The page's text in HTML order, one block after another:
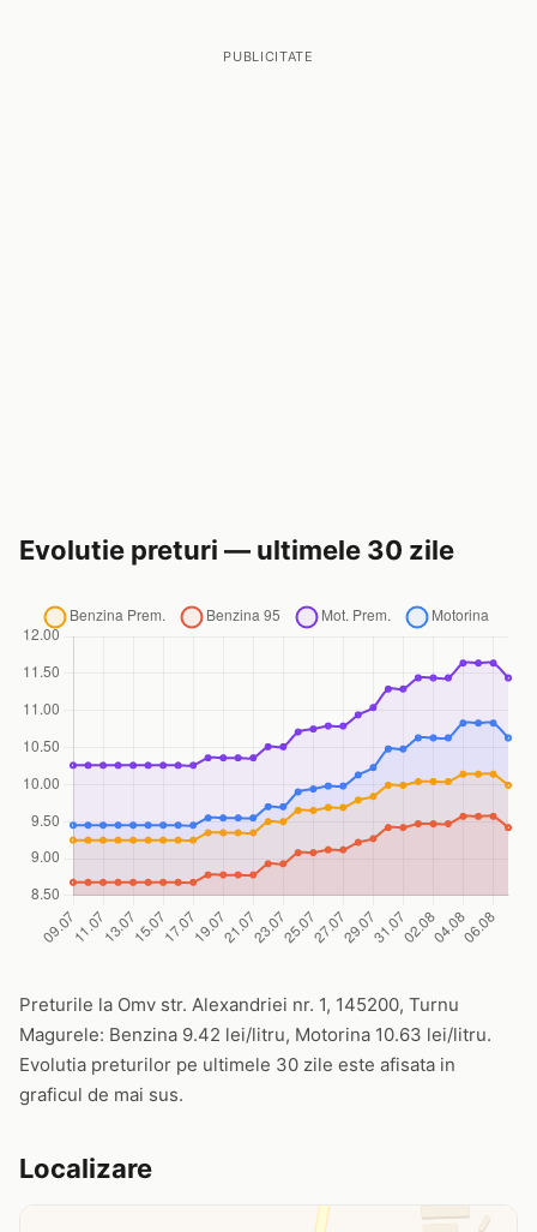
PUBLICITATE
Evolutie preturi — ultimele 30 zile
Preturile la Omv str. Alexandriei nr. 1, 145200, Turnu
Magurele: Benzina 9.42 lei/litru, Motorina 10.63 lei/litru.
Evolutia preturilor pe ultimele 30 zile este afisata in
graficul de mai sus.
Localizare